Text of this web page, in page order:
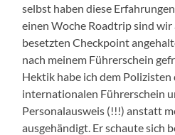
selbst haben diese
einen Woche Roadtrip sind
besetzten Checkpoint
nach meinem Führerschein
Hektik habe ich dem Polizisten
internationalen Führerschein
Personalausweis (!!!) anstatt
ausgehändigt. Er schaute sich